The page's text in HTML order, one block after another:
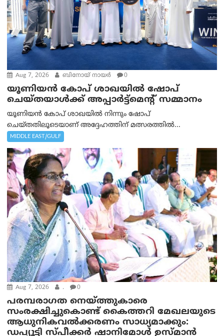
Aug 7, 2026 ബിനോയ് നായര്‍ 0
യൂണിയൻ കോപ് ശാഖയിൽ ഷോപ്
ചെയ്തയാൾക്ക് അപ്പാർട്ട്മെന്റ് സമ്മാനം
യൂണിയൻ കോപ് ശാഖയിൽ നിന്നും ഷോപ്
ചെയ്തതിലൂടെയാണ് അദ്ദേഹത്തിന് മത്സരത്തിൽ...
MIDDLE EAST/GULF
Aug 7, 2026 . 0
പരമ്പരാഗത നെയ്ത്തുകാരെ
സംരക്ഷിച്ചുകൊണ്ട് കൈത്തറി മേഖലയുടെ
ആധുനികവൽക്കരണം സാധ്യമാക്കും:
ഡപ്യൂട്ടി സ്പീക്കർ ഷാനിമോൾ ഉസ്മാൻ